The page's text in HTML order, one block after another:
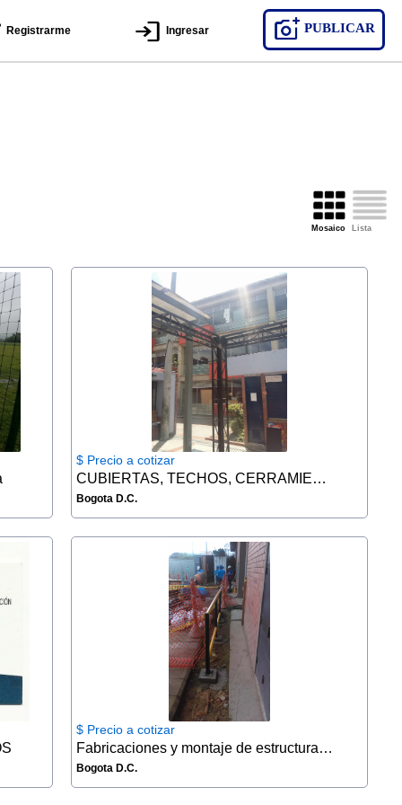
Registrarme Ingresar PUBLICAR
Lista
Mosaico
$ Precio a cotizar
CUBIERTAS, TECHOS, CERRAMIENTOS, FACHADAS
Bogota D.C.
$ Precio a cotizar
Fabricaciones y montaje de estructuras metálicas
Bogota D.C.